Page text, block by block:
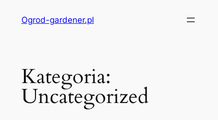
Ogrod-gardener.pl
Kategoria:
Uncategorized